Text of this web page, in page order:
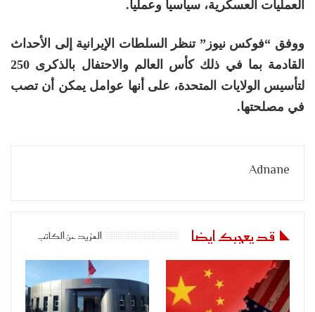
العمليات العسكرية، سياسيا وعمليا.
ووفق “فوكس نيوز” تنظر السلطات الإيرانية إلى الأحداث
القادمة بما في ذلك كأس العالم والاحتفال بالذكرى 250
لتأسيس الولايات المتحدة، على أنها عوامل يمكن أن تصب
في مصلحتها.
Adnane
قد يعجبك ايضا المزيد عن الكاتب